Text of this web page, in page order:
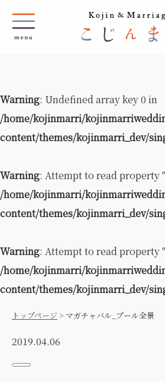
Warning: Undefined array key 0 in
/home/kojinmarri/
content/themes/kojinmarri_dev/
Warning: Attempt to read property
/home/kojinmarri/
content/themes/kojinmarri_dev/
Warning: Attempt to read property
/home/kojinmarri/
content/themes/kojinmarri_dev/
トップページ > マガチャバル_プール全景
2019.04.06